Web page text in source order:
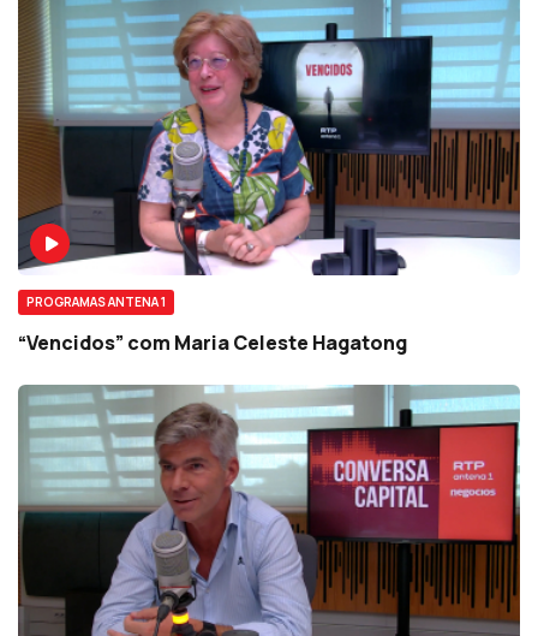
PROGRAMAS ANTENA 1
“Vencidos” com Maria Celeste Hagatong